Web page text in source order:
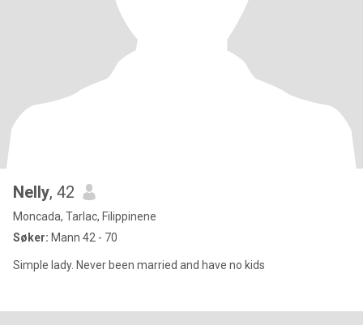
Nelly, 42
Moncada, Tarlac, Filippinene
Søker: Mann 42 - 70
Simple lady. Never been married and have no kids